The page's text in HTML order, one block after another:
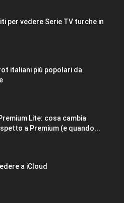
per vedere Serie TV turche in
rot italiani più popolari da
Lite: cosa cambia
a Premium (e quando...
a iCloud